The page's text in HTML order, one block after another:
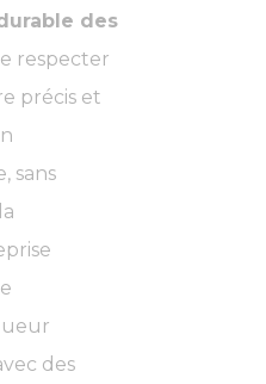
des
respecter
précis et
sans
des